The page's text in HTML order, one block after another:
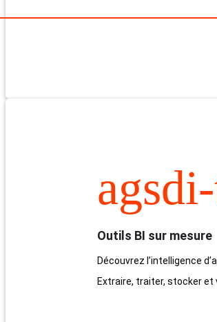
Outils BI sur mesure
Découvrez l’intelligence
Extraire, traiter, stocker